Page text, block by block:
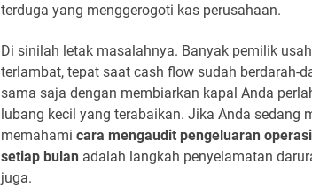
terduga yang menggerogoti kas perusahaan.
Di sinilah letak masalahnya. Banyak pemilik
terlambat, tepat saat cash flow sudah berdarah-
sama saja dengan membiarkan kapal Anda
lubang kecil yang terabaikan. Jika Anda sedang
memahami cara mengaudit pengeluaran
setiap bulan adalah langkah penyelamatan
juga.